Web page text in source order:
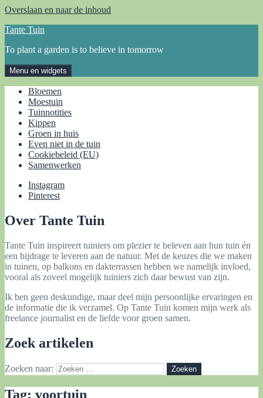
Overslaan en naar de inhoud
Tante Tuin
To plant a garden is to believe in tomorrow
Menu en widgets
Bloemen
Moestuin
Tuinnotities
Kippen
Groen in huis
Even niet in de tuin
Cookiebeleid (EU)
Samenwerken
Instagram
Pinterest
Over Tante Tuin
Tante Tuin inspireert tuiniers om plezier te beleven aan hun tuin én
een bijdrage te leveren aan de natuur. Met de keuzes die we maken
in tuinen, op balkons en dakterrassen hebben we namelijk invloed,
vooral als zoveel mogelijk tuiniers zich daar bewust van zijn.
Ik ben geen deskundige, maar deel mijn persoonlijke ervaringen en
de informatie die ik verzamel. Op Tante Tuin komen mijn werk als
freelance journalist en de liefde voor groen samen.
Zoek artikelen
Zoeken naar:
Tag: voortuin